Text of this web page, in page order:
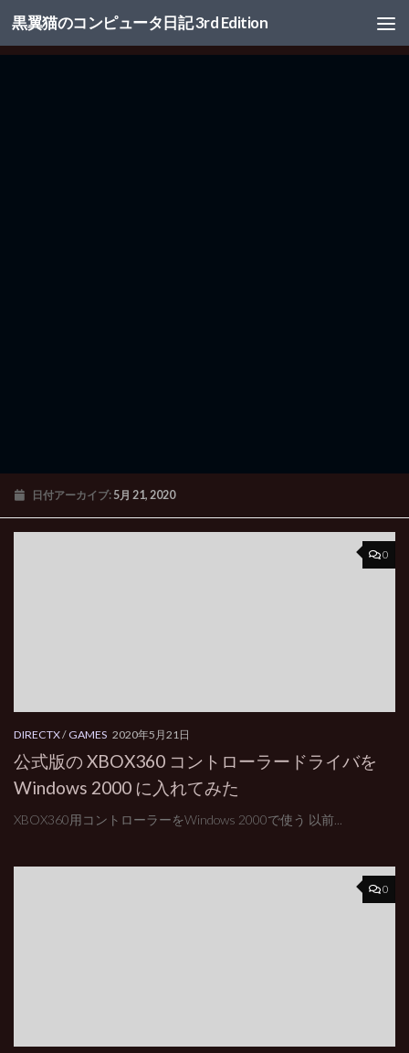
コンテンツへスキップ
黒翼猫のコンピュータ日記 3rd Edition
日付アーカイブ: 5月 21, 2020
0
DIRECTX/GAMES 2020年5月21日
公式版の XBOX360 コントローラードライバを
Windows 2000 に入れてみた
XBOX360用コントローラーをWindows 2000で使う 以前...
0